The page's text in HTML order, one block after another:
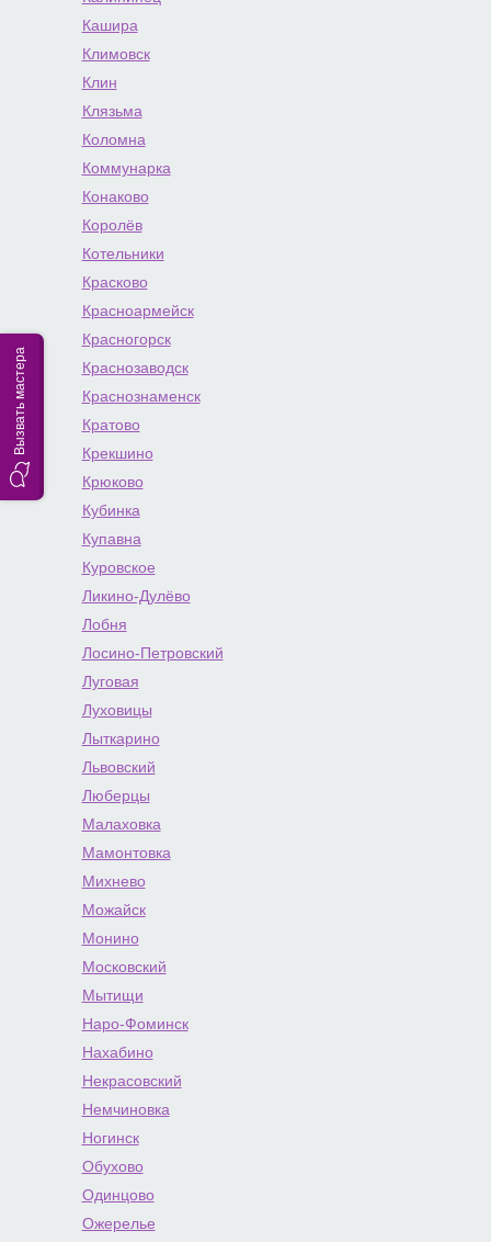
Кашира
Климовск
Клин
Клязьма
Коломна
Коммунарка
Конаково
Королёв
Котельники
Красково
Красноармейск
Красногорск
Краснозаводск
Краснознаменск
Кратово
Крекшино
Крюково
Кубинка
Купавна
Куровское
Ликино-Дулёво
Лобня
Лосино-Петровский
Луговая
Луховицы
Лыткарино
Львовский
Люберцы
Малаховка
Мамонтовка
Михнево
Можайск
Монино
Московский
Мытищи
Наро-Фоминск
Нахабино
Некрасовский
Немчиновка
Ногинск
Обухово
Одинцово
Ожерелье
Вызвать мастера